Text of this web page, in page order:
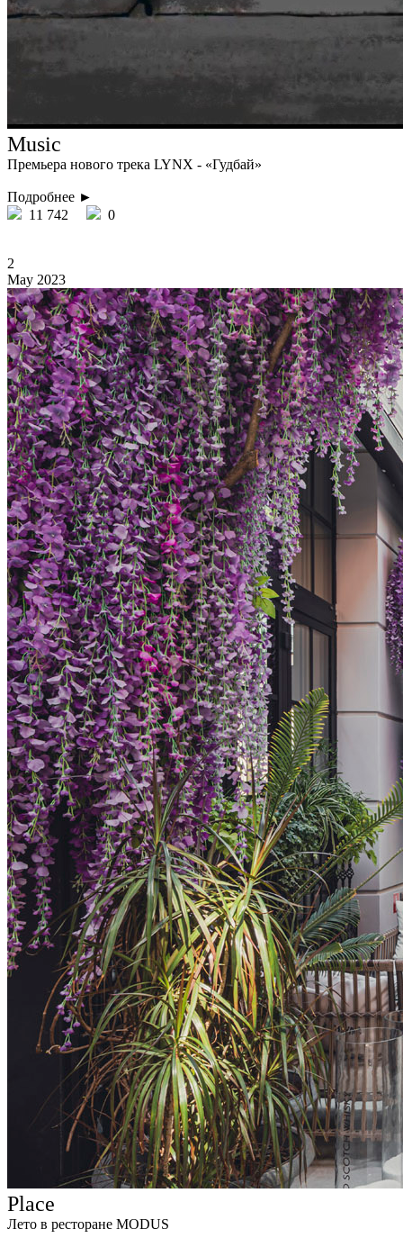
Music
Премьера нового трека LYNX - «Гудбай»
Подробнее ►
11 742
0
2
May 2023
Place
Лето в ресторане MODUS